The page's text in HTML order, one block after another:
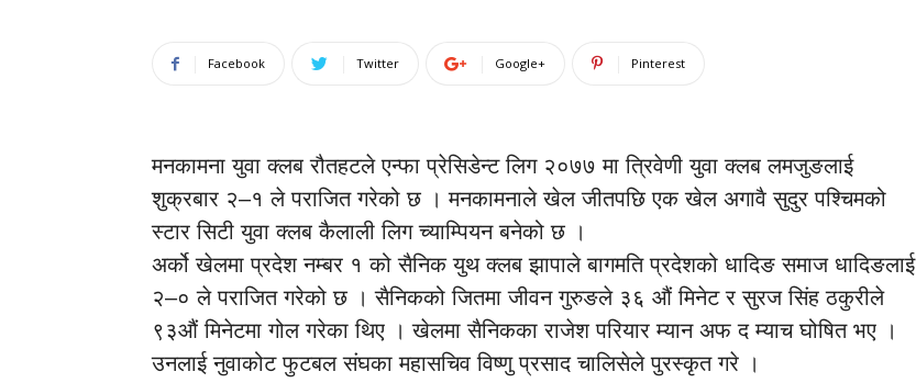
Facebook Twitter Google+ Pinterest
मनकामना युवा क्लब रौतहटले एन्फा प्रेसिडेन्ट लिग २०७७ मा त्रिवेणी युवा क्लब लमजुङलाई
शुक्रबार २–१ ले पराजित गरेको छ । मनकामनाले खेल जीतपछि एक खेल अगावै सुदुर पश्चिमको
स्टार सिटी युवा क्लब कैलाली लिग च्याम्पियन बनेको छ ।
अर्को खेलमा प्रदेश नम्बर १ को सैनिक युथ क्लब झापाले बागमति प्रदेशको धादिङ समाज धादिङलाई
२–० ले पराजित गरेको छ । सैनिकको जितमा जीवन गुरुङले ३६ औं मिनेट र सुरज सिंह ठकुरीले
९३औं मिनेटमा गोल गरेका थिए । खेलमा सैनिकका राजेश परियार म्यान अफ द म्याच घोषित भए ।
उनलाई नुवाकोट फुटबल संघका महासचिव विष्णु प्रसाद चालिसेले पुरस्कृत गरे ।